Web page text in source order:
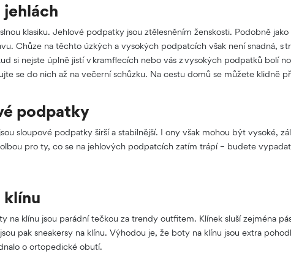
jehlách
klasiku. Jehlové podpatky jsou ztělesněním ženskosti. Podobně jako
Chůze na těchto úzkých a vysokých podpatcích však není snadná, s
si nejste úplně jistí v kramflecích nebo vás z vysokých podpatků bolí
se do nich až na večerní schůzku. Na cestu domů se můžete klidně
podpatky
sloupové podpatky širší a stabilnější. I ony však mohou být vysoké,
pro ty, co se na jehlových podpatcích zatím trápí – budete
klínu
na klínu jsou parádní tečkou za trendy outfitem. Klínek sluší zejména
pak sneakersy na klínu. Výhodou je, že boty na klínu jsou extra
o ortopedické obutí.